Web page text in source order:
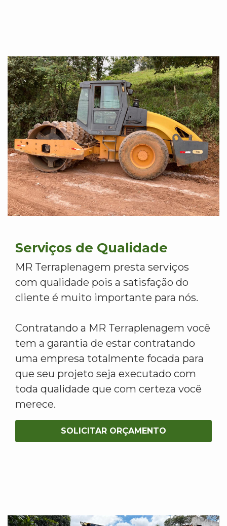
Serviços de Qualidade
MR Terraplenagem presta serviços
com qualidade pois a satisfação do
cliente é muito importante para nós.
Contratando a MR Terraplenagem você
tem a garantia de estar contratando
uma empresa totalmente focada para
que seu projeto seja executado com
toda qualidade que com certeza você
merece.
SOLICITAR ORÇAMENTO